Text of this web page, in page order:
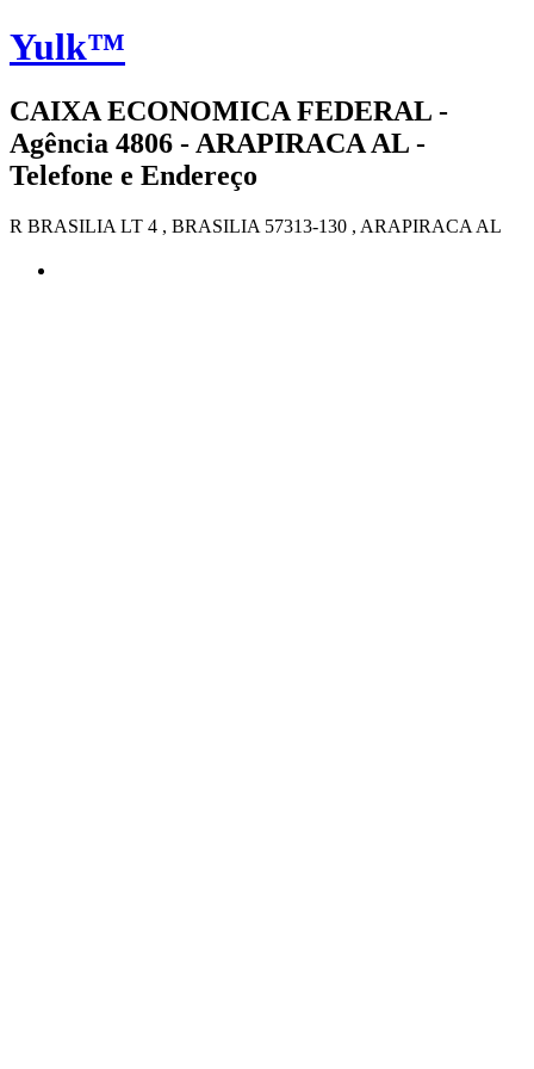
Yulk™
CAIXA ECONOMICA FEDERAL -
Agência 4806 - ARAPIRACA AL -
Telefone e Endereço
R BRASILIA LT 4 , BRASILIA 57313-130 , ARAPIRACA AL